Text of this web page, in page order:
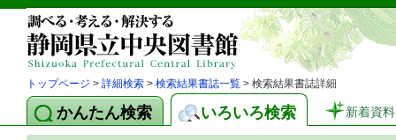
トップページ > 詳細検索 > 検索結果書誌一覧 > 検索結果書誌詳細
かんたん検索 いろいろ検索 新着資料